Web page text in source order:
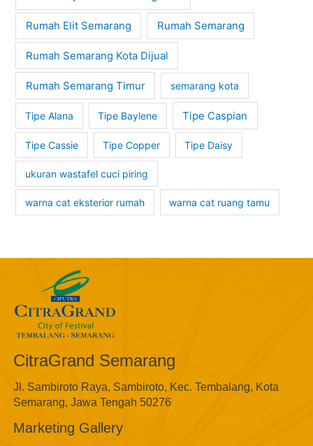
Rumah Elit Semarang Rumah Semarang
Rumah Semarang Kota Dijual
Rumah Semarang Timur semarang kota
Tipe Alana Tipe Baylene Tipe Caspian
Tipe Cassie Tipe Copper Tipe Daisy
ukuran wastafel cuci piring
warna cat eksterior rumah warna cat ruang tamu
CitraGrand Semarang
Jl. Sambiroto Raya, Sambiroto, Kec. Tembalang, Kota
Semarang, Jawa Tengah 50276
Marketing Gallery